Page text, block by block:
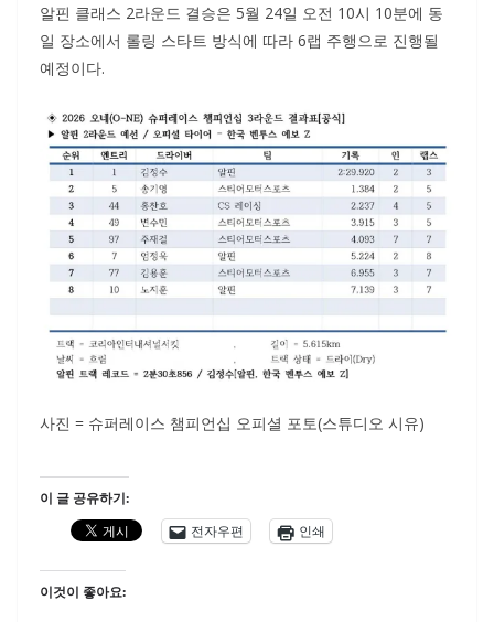
알핀 클래스 2라운드 결승은 5월 24일 오전 10시 10분에 동
일 장소에서 롤링 스타트 방식에 따라 6랩 주행으로 진행될
예정이다.
사진 = 슈퍼레이스 챔피언십 오피셜 포토(스튜디오 시유)
이 글 공유하기:
전자우편
인쇄
이것이 좋아요: